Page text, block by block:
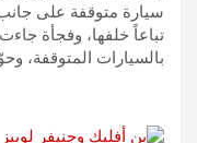
سيارة متوقفة على
تباعاً خلفها، وفجأة
بالسيارات المتوقفة،